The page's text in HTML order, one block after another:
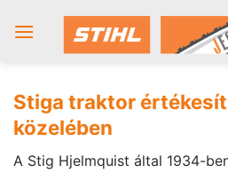
Stiga traktor
közelében
A Stig Hjelmquist által 1934-